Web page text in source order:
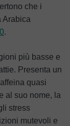
che i
Arabica
.
più basse e
Presenta un
quasi
al suo nome, la
stress
mutevoli e